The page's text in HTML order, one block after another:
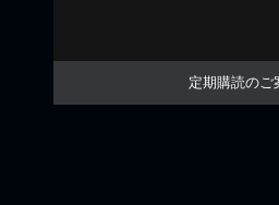
定期購読のご